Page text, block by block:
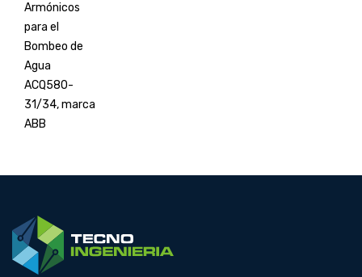
Armónicos
para el
Bombeo de
Agua
ACQ580-
31/34, marca
ABB